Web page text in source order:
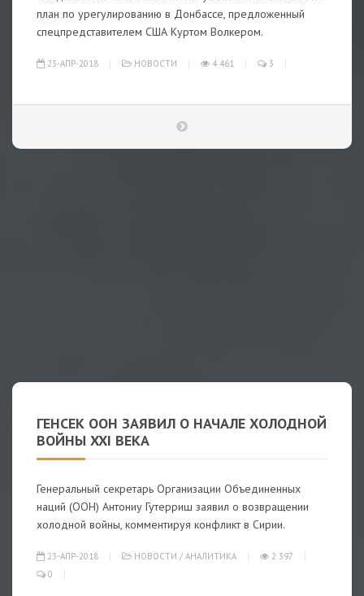
план по урегулированию в Донбассе, предложенный
спецпредставителем США Куртом Волкером.
23-АПР-2018 НОВОСТИ 4 461 3
ГЕНСЕК ООН ЗАЯВИЛ О НАЧАЛЕ ХОЛОДНОЙ
ВОЙНЫ XXI ВЕКА
Генеральный секретарь Организации Объединенных
наций (ООН) Антониу Гутерриш заявил о возвращении
холодной войны, комментируя конфликт в Сирии.
23-АПР-2018 НОВОСТИ / АНАЛИТИКА
2 397
0